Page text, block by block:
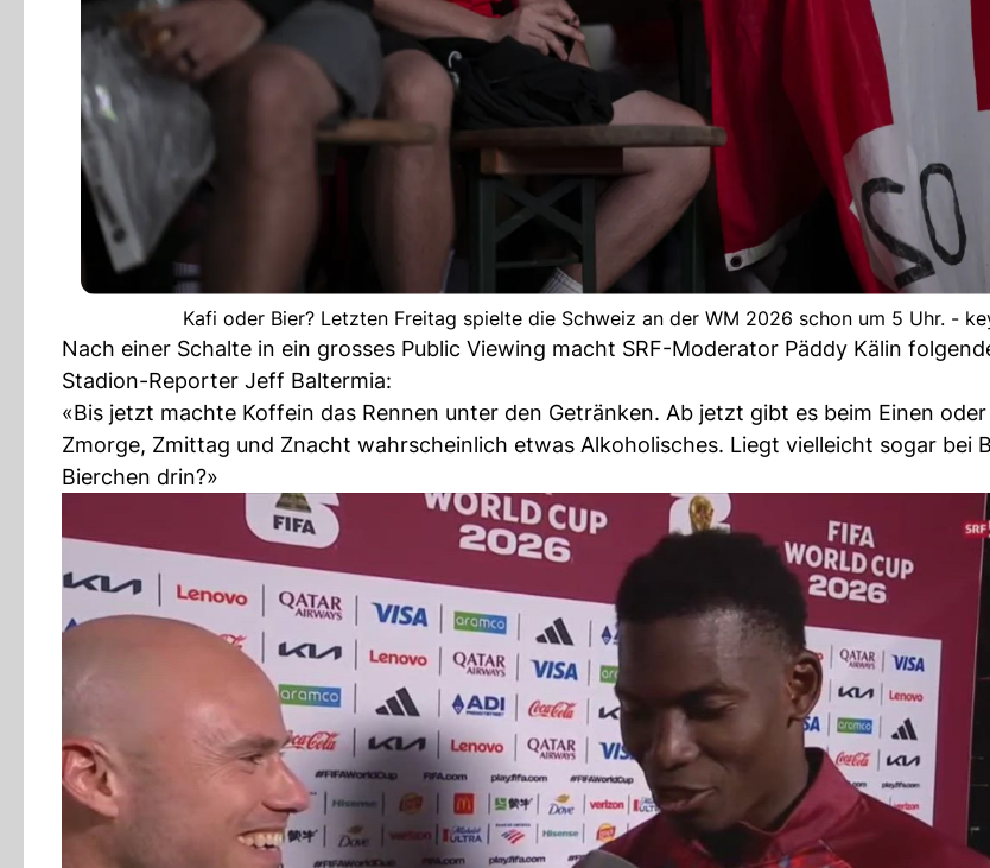
Kafi oder Bier? Letzten Freitag spielte die Schweiz an der WM 2026 schon um 5 Uhr. -
Nach einer Schalte in ein grosses Public Viewing macht SRF-Moderator Päddy Kälin
Stadion-Reporter Jeff Baltermia:
«Bis jetzt machte Koffein das Rennen unter den Getränken. Ab jetzt gibt es beim Einen
Zmorge, Zmittag und Znacht wahrscheinlich etwas Alkoholisches. Liegt vielleicht sogar bei
Bierchen drin?»